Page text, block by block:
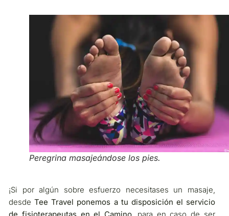
Peregrina masajeándose los pies.
¡Si por algún sobre esfuerzo necesitases un masaje,
desdeTee Travel ponemos a tu disposición el servicio